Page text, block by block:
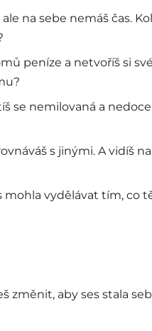
na sebe nemáš čas.
peníze a netvoříš si
se nemilovaná a
s jinými. A vidíš
vydělávat tím, co
změnit, aby ses stala